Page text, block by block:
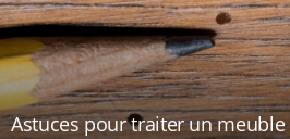
Astuces pour traiter un